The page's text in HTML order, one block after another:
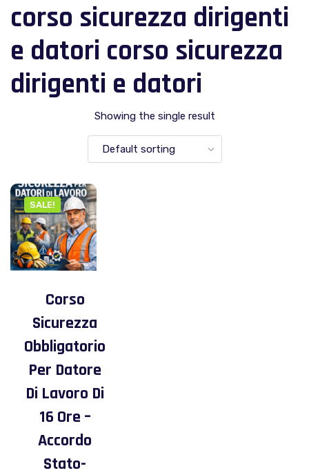
corso sicurezza dirigenti
e datori corso sicurezza
dirigenti e datori
Showing the single result
SALE!
Corso
Sicurezza
Obbligatorio
Per Datore
Di Lavoro Di
16 Ore –
Accordo
Stato-